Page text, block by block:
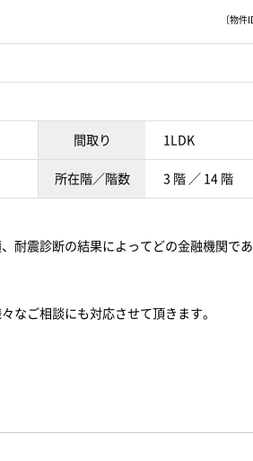
〔物
間取り 1LDK
所在階／階数 3 階 ／ 14 階
耐震診断の結果によってどの金融機関で
ご相談にも対応させて頂きます。